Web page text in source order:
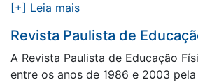
[+] Leia mais
Revista Paulista de
A Revista Paulista de Educação
entre os anos de 1986 e 2003